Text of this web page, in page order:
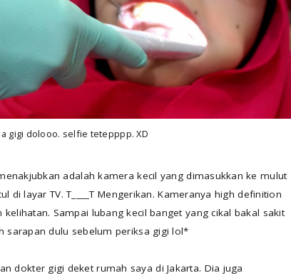
gigi dolooo. selfie tetepppp. XD
adalah kamera kecil yang dimasukkan ke mulut
di layar TV. T____T Mengerikan. Kameranya high definition
Sampai lubang kecil banget yang cikal bakal sakit
sarapan dulu sebelum periksa gigi lol*
dokter gigi deket rumah saya di Jakarta. Dia juga